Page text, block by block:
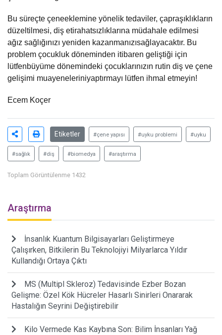
Bu süreçte çeneeklemine yönelik tedaviler, çapraşıklıkların
düzeltilmesi, diş etirahatsızlıklarına müdahale edilmesi
ağız sağlığınızı yeniden kazanmanızısağlayacaktır. Bu
problem çocukluk döneminden itibaren geliştiği için
lütfenbüyüme dönemindeki çocuklarınızın rutin diş ve çene
gelişimi muayeneleriniyaptırmayı lütfen ihmal etmeyin!
Ecem Koçer
Etiketler #çene yapısı #uyku problemi #uyku
#sağlık #diş #biomedya #araştırma
Toplam Görüntülenme 1432
Araştırma
İnsanlık Kuantum Bilgisayarları Geliştirmeye
Çalışırken, Bitkilerin Bu Teknolojiyi Milyarlarca Yıldır
Kullandığı Ortaya Çıktı
MS (Multipl Skleroz) Tedavisinde Ezber Bozan
Gelişme: Özel Kök Hücreler Hasarlı Sinirleri Onararak
Hastalığın Seyrini Değiştirebilir
Kilo Vermede Kas Kaybına Son: Bilim İnsanları Yağ